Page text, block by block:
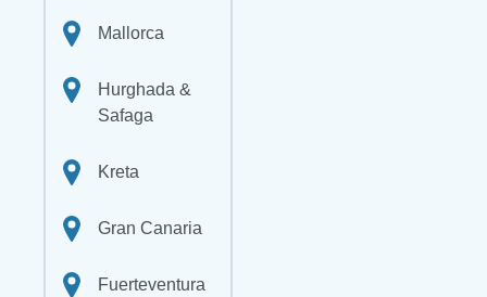
Mallorca
Hurghada &
Safaga
Kreta
Gran Canaria
Fuerteventura